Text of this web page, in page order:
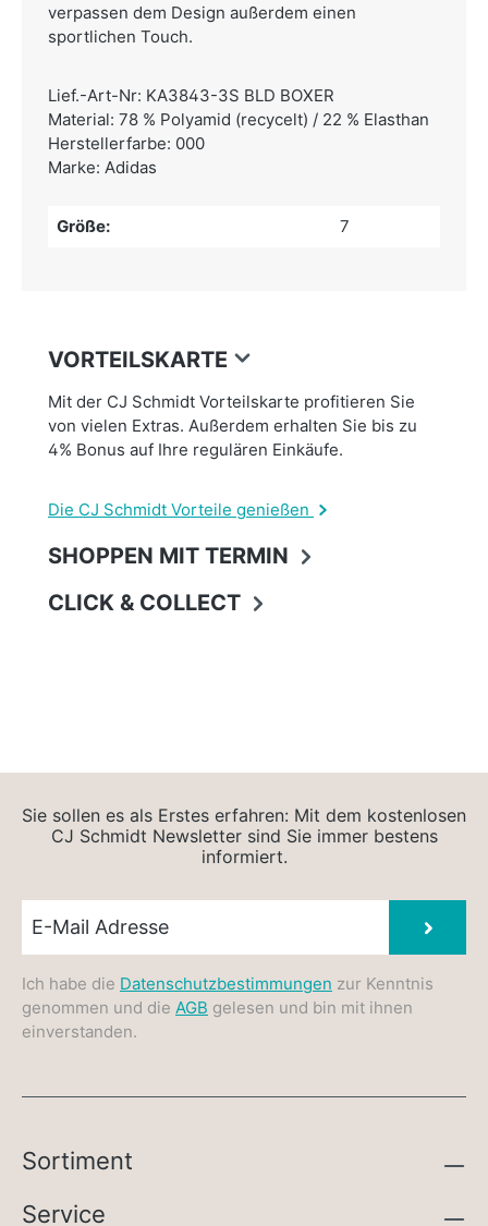
verpassen dem Design außerdem einen
sportlichen Touch.
Lief.-Art-Nr: KA3843-3S BLD BOXER
Material: 78 % Polyamid (recycelt) / 22 % Elasthan
Herstellerfarbe: 000
Marke: Adidas
Größe: 7
VORTEILSKARTE
Mit der CJ Schmidt Vorteilskarte profitieren Sie
von vielen Extras. Außerdem erhalten Sie bis zu
4% Bonus auf Ihre regulären Einkäufe.
Die CJ Schmidt Vorteile genießen
SHOPPEN MIT TERMIN
CLICK & COLLECT
Sie sollen es als Erstes erfahren: Mit dem kostenlosen
CJ Schmidt Newsletter sind Sie immer bestens
informiert.
Ich habe die Datenschutzbestimmungen zur Kenntnis
genommen und die AGB gelesen und bin mit ihnen
einverstanden.
Sortiment
Service